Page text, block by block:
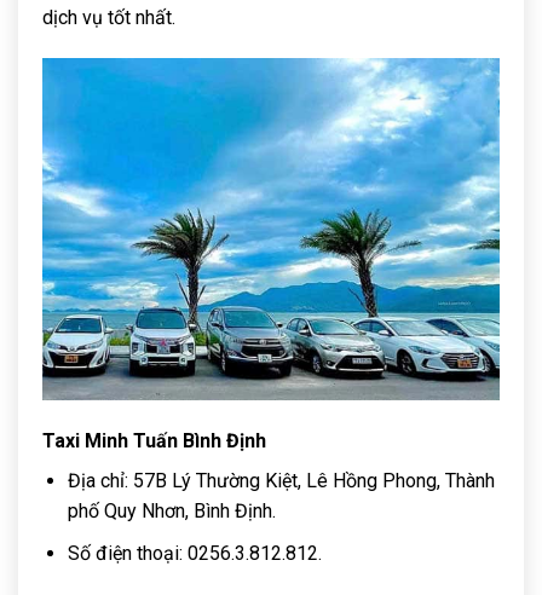
dịch vụ tốt nhất.
Taxi Minh Tuấn Bình Định
Địa chỉ: 57B Lý Thường Kiệt, Lê Hồng Phong, Thành
phố Quy Nhơn, Bình Định.
Số điện thoại: 0256.3.812.812.